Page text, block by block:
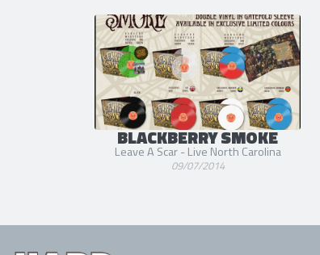
BLACKBERRY SMOKE
Leave A Scar - Live North Carolina
09/07/2014